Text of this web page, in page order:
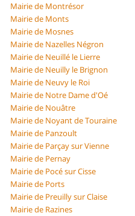
Mairie de Montrésor
Mairie de Monts
Mairie de Mosnes
Mairie de Nazelles Négron
Mairie de Neuillé le Lierre
Mairie de Neuilly le Brignon
Mairie de Neuvy le Roi
Mairie de Notre Dame d'Oé
Mairie de Nouâtre
Mairie de Noyant de Touraine
Mairie de Panzoult
Mairie de Parçay sur Vienne
Mairie de Pernay
Mairie de Pocé sur Cisse
Mairie de Ports
Mairie de Preuilly sur Claise
Mairie de Razines